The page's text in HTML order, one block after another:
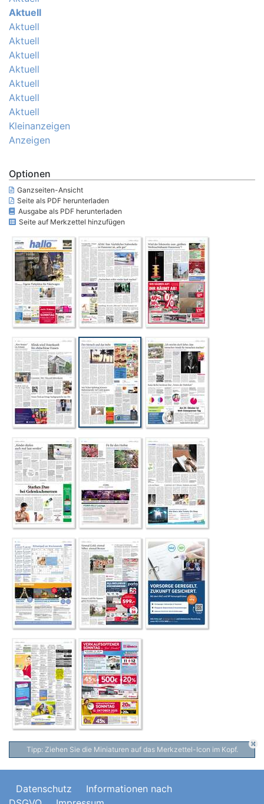
Aktuell
Aktuell
Aktuell
Aktuell
Aktuell
Aktuell
Aktuell
Aktuell
Kleinanzeigen
Anzeigen
Optionen
Ganzseiten-Ansicht
Seite als PDF herunterladen
Ausgabe als PDF herunterladen
Seite auf Merkzettel hinzufügen
Tipp: Ziehen Sie die Miniaturen auf das Merkzettel-Icon im Kopf.
Datenschutz
Informationen nach